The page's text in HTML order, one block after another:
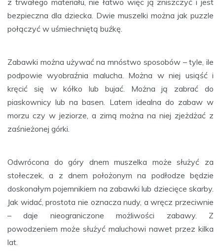
bezpieczna dla dziecka. Dwie muszelki można jak puzzle
połączyć w uśmiechniętą buźkę.
Zabawki można używać na mnóstwo sposobów – tyle, ile
podpowie wyobraźnia malucha. Można w niej usiąść i
kręcić się w kółko lub bujać. Można ją zabrać do
piaskownicy lub na basen. Latem idealna do zabaw w
morzu czy w jeziorze, a zimą można na niej zjeżdżać z
zaśnieżonej górki.
Odwrócona do góry dnem muszelka może służyć za
stołeczek, a z dnem położonym na podłodze będzie
doskonałym pojemnikiem na zabawki lub dziecięce skarby.
Jak widać, prostota nie oznacza nudy, a wręcz przeciwnie
– daje nieograniczone możliwości zabawy. Z
powodzeniem może służyć maluchowi nawet przez kilka
lat.